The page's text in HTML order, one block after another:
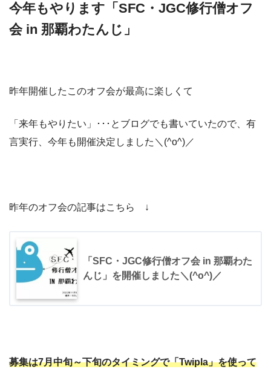
今年もやります「SFC・JGC修行僧オフ
会 in 那覇わたんじ」
昨年開催したこのオフ会が最高に楽しくて
「来年もやりたい」･･･とブログでも書いていたので、有
言実行、今年も開催決定しました＼(^o^)／
昨年のオフ会の記事はこちら ↓
「SFC・JGC修行僧オフ会 in 那覇わた
んじ」を開催しました＼(^o^)／
募集は7月中旬～下旬のタイミングで「Twipla」を使って